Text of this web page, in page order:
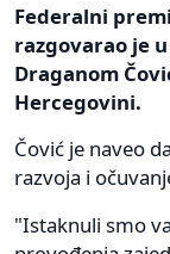
Federalni
razgovarao je
Draganom
Hercegovini.
Čović je naveo
razvoja i
"Istaknuli smo